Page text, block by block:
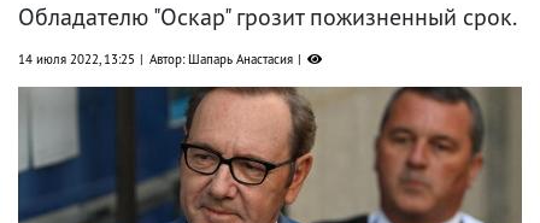
Обладателю "Оскар" грозит пожизненный срок.
14 июля 2022, 13:25 Автор: Шапарь Анастасия